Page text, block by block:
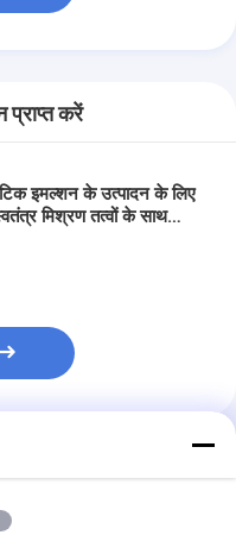
प्राप्त करें
इमल्शन के उत्पादन के लिए
मिश्रण तत्वों के साथ